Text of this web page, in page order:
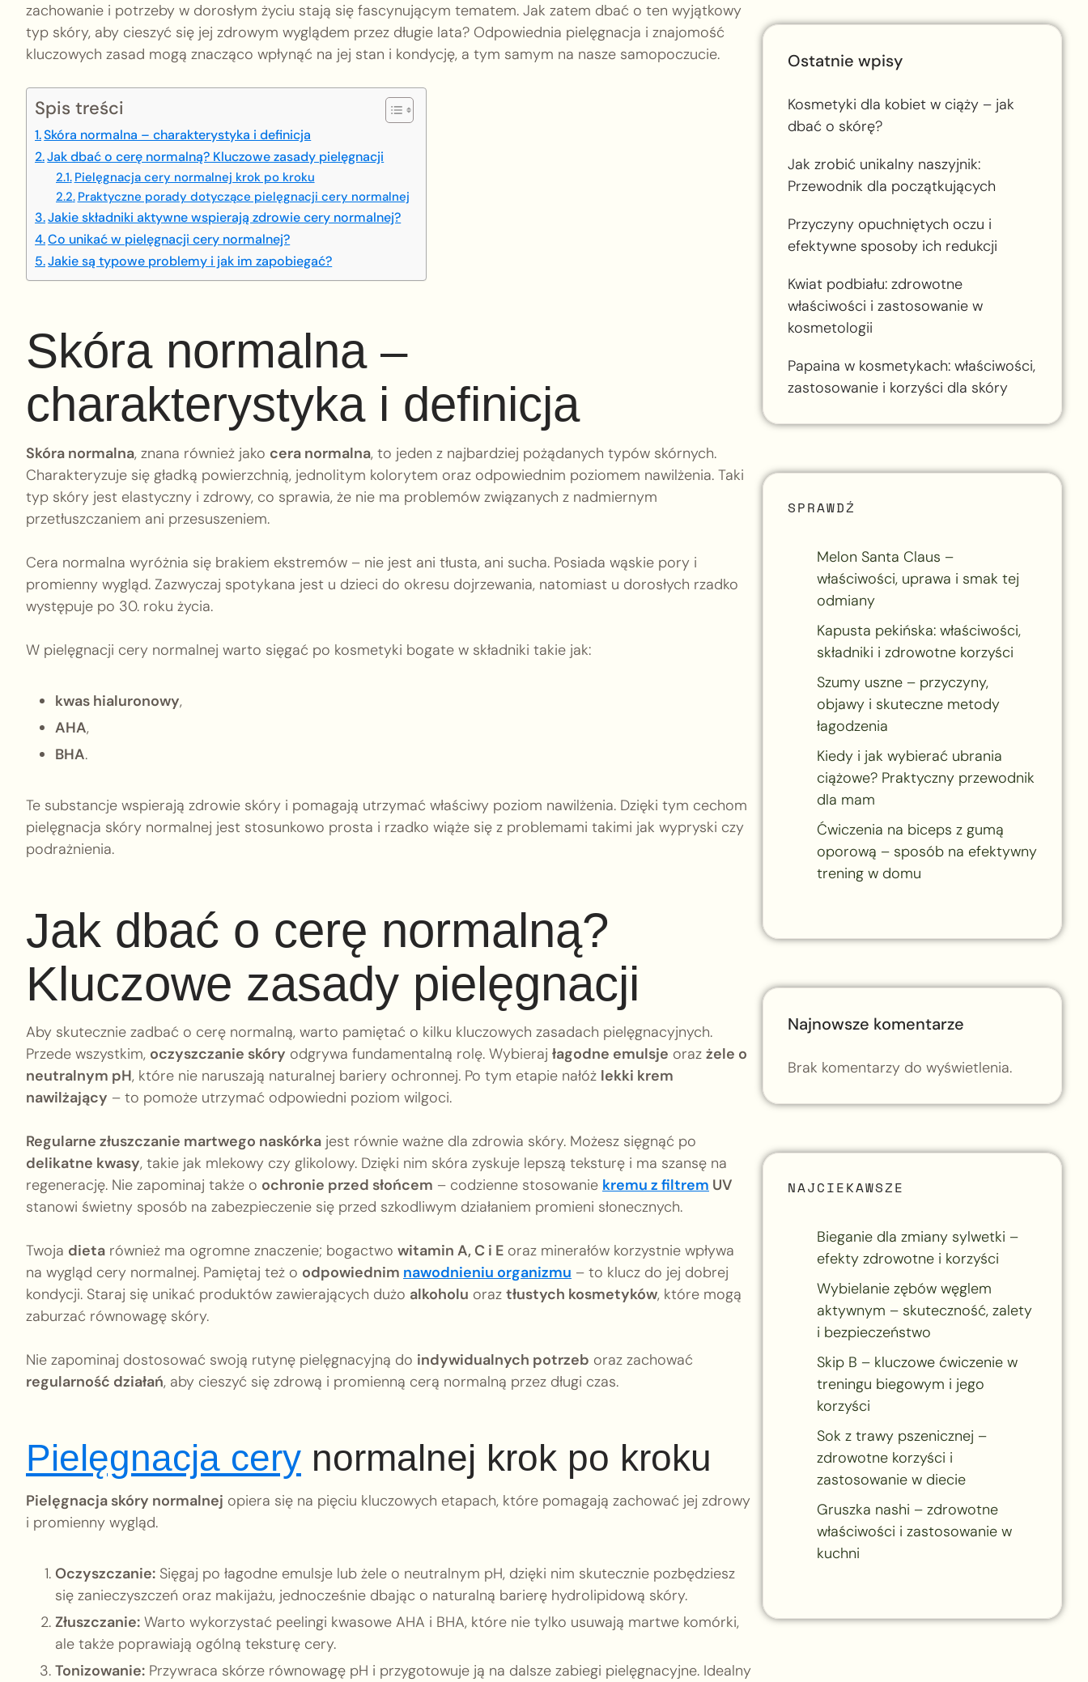
zachowanie i potrzeby w dorosłym życiu stają się fascynującym tematem. Jak zatem dbać o ten wyjątkowy
typ skóry, aby cieszyć się jej zdrowym wyglądem przez długie lata? Odpowiednia pielęgnacja i znajomość
kluczowych zasad mogą znacząco wpłynąć na jej stan i kondycję, a tym samym na nasze samopoczucie.
Spis treści
Skóra normalna – charakterystyka i definicja
Jak dbać o cerę normalną? Kluczowe zasady pielęgnacji
Pielęgnacja cery normalnej krok po kroku
Praktyczne porady dotyczące pielęgnacji cery normalnej
Jakie składniki aktywne wspierają zdrowie cery normalnej?
Co unikać w pielęgnacji cery normalnej?
Jakie są typowe problemy i jak im zapobiegać?
Skóra normalna –
charakterystyka i definicja
Skóra normalna, znana również jako cera normalna, to jeden z najbardziej pożądanych typów skórnych.
Charakteryzuje się gładką powierzchnią, jednolitym kolorytem oraz odpowiednim poziomem nawilżenia. Taki
typ skóry jest elastyczny i zdrowy, co sprawia, że nie ma problemów związanych z nadmiernym
przetłuszczaniem ani przesuszeniem.
Cera normalna wyróżnia się brakiem ekstremów – nie jest ani tłusta, ani sucha. Posiada wąskie pory i
promienny wygląd. Zazwyczaj spotykana jest u dzieci do okresu dojrzewania, natomiast u dorosłych rzadko
występuje po 30. roku życia.
W pielęgnacji cery normalnej warto sięgać po kosmetyki bogate w składniki takie jak:
kwas hialuronowy,
AHA,
BHA.
Te substancje wspierają zdrowie skóry i pomagają utrzymać właściwy poziom nawilżenia. Dzięki tym cechom
pielęgnacja skóry normalnej jest stosunkowo prosta i rzadko wiąże się z problemami takimi jak wypryski czy
podrażnienia.
Jak dbać o cerę normalną?
Kluczowe zasady pielęgnacji
Aby skutecznie zadbać o cerę normalną, warto pamiętać o kilku kluczowych zasadach pielęgnacyjnych.
Przede wszystkim, oczyszczanie skóry odgrywa fundamentalną rolę. Wybieraj łagodne emulsje oraz żele o
neutralnym pH, które nie naruszają naturalnej bariery ochronnej. Po tym etapie nałóż lekki krem
nawilżający – to pomoże utrzymać odpowiedni poziom wilgoci.
Regularne złuszczanie martwego naskórka jest równie ważne dla zdrowia skóry. Możesz sięgnąć po
delikatne kwasy, takie jak mlekowy czy glikolowy. Dzięki nim skóra zyskuje lepszą teksturę i ma szansę na
regenerację. Nie zapominaj także o ochronie przed słońcem – codzienne stosowanie kremu z filtrem UV
stanowi świetny sposób na zabezpieczenie się przed szkodliwym działaniem promieni słonecznych.
Twoja dieta również ma ogromne znaczenie; bogactwo witamin A, C i E oraz minerałów korzystnie wpływa
na wygląd cery normalnej. Pamiętaj też o odpowiednim nawodnieniu organizmu – to klucz do jej dobrej
kondycji. Staraj się unikać produktów zawierających dużo alkoholu oraz tłustych kosmetyków, które mogą
zaburzać równowagę skóry.
Nie zapominaj dostosować swoją rutynę pielęgnacyjną do indywidualnych potrzeb oraz zachować
regularność działań, aby cieszyć się zdrową i promienną cerą normalną przez długi czas.
Pielęgnacja cery normalnej krok po kroku
Pielęgnacja skóry normalnej opiera się na pięciu kluczowych etapach, które pomagają zachować jej zdrowy
i promienny wygląd.
Oczyszczanie: Sięgaj po łagodne emulsje lub żele o neutralnym pH, dzięki nim skutecznie pozbędziesz
się zanieczyszczeń oraz makijażu, jednocześnie dbając o naturalną barierę hydrolipidową skóry.
Złuszczanie: Warto wykorzystać peelingi kwasowe AHA i BHA, które nie tylko usuwają martwe komórki,
ale także poprawiają ogólną teksturę cery.
Tonizowanie: Przywraca skórze równowagę pH i przygotowuje ją na dalsze zabiegi pielęgnacyjne. Idealny
Ostatnie wpisy
Kosmetyki dla kobiet w ciąży – jak
dbać o skórę?
Jak zrobić unikalny naszyjnik:
Przewodnik dla początkujących
Przyczyny opuchniętych oczu i
efektywne sposoby ich redukcji
Kwiat podbiału: zdrowotne
właściwości i zastosowanie w
kosmetologii
Papaina w kosmetykach: właściwości,
zastosowanie i korzyści dla skóry
SPRAWDŹ
Melon Santa Claus –
właściwości, uprawa i smak tej
odmiany
Kapusta pekińska: właściwości,
składniki i zdrowotne korzyści
Szumy uszne – przyczyny,
objawy i skuteczne metody
łagodzenia
Kiedy i jak wybierać ubrania
ciążowe? Praktyczny przewodnik
dla mam
Ćwiczenia na biceps z gumą
oporową – sposób na efektywny
trening w domu
Najnowsze komentarze
Brak komentarzy do wyświetlenia.
NAJCIEKAWSZE
Bieganie dla zmiany sylwetki –
efekty zdrowotne i korzyści
Wybielanie zębów węglem
aktywnym – skuteczność, zalety
i bezpieczeństwo
Skip B – kluczowe ćwiczenie w
treningu biegowym i jego
korzyści
Sok z trawy pszenicznej –
zdrowotne korzyści i
zastosowanie w diecie
Gruszka nashi – zdrowotne
właściwości i zastosowanie w
kuchni